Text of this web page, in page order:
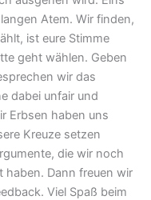
Atem. Wir finden,
ist eure Stimme
geht wählen. Geben
wir das
dabei unfair und
Erbsen haben uns
Kreuze setzen
die wir noch
haben. Dann freuen wir
Viel Spaß beim